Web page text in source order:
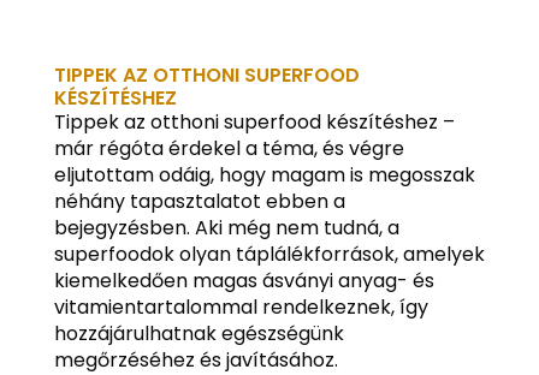
TIPPEK AZ OTTHONI SUPERFOOD
KÉSZÍTÉSHEZ
Tippek az otthoni superfood készítéshez –
már régóta érdekel a téma, és végre
eljutottam odáig, hogy magam is megosszak
néhány tapasztalatot ebben a
bejegyzésben. Aki még nem tudná, a
superfoodok olyan táplálékforrások, amelyek
kiemelkedően magas ásványi anyag- és
vitamientartalommal rendelkeznek, így
hozzájárulhatnak egészségünk
megőrzéséhez és javításához.